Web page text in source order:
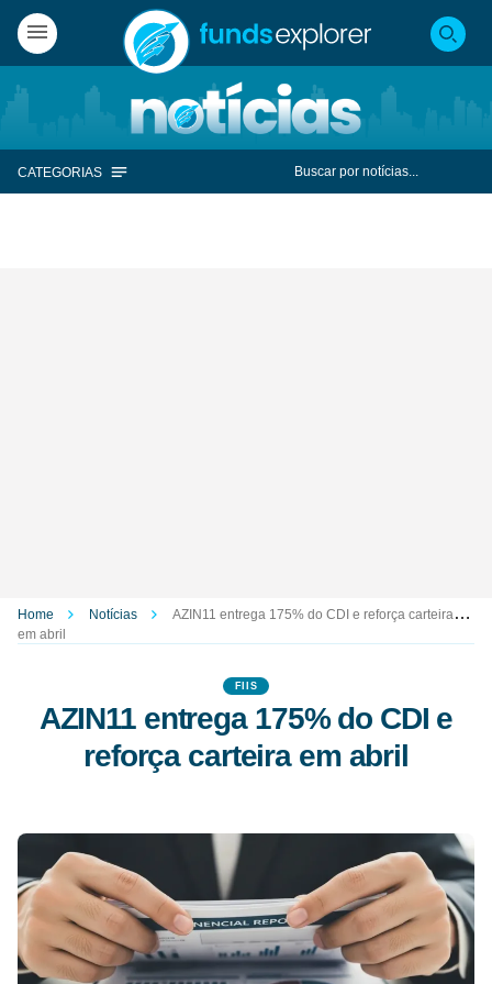
CATEGORIAS
Home Notícias
AZIN11 entrega 175% do CDI e reforça carteira
em abril
FIIS
AZIN11 entrega 175% do CDI e
reforça carteira em abril